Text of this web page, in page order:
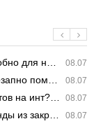
08.07
часово…
08.07
https:/…
08.07
https://g…
08.07
квали…